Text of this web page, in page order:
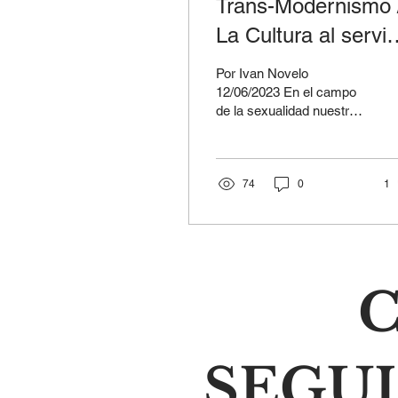
Trans-Modernismo
La Cultura al
de la
desdiferenciación
hombre
Por Ivan Novelo
12/06/2023 En el campo
de la sexualidad nuestra
74 0 1